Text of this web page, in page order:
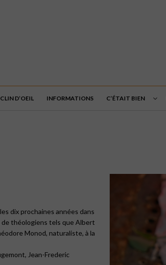
D’OEIL INFORMATIONS C’ÉTAIT BIEN
dix prochaines années dans
de théologiens tels que Albert
Monod, naturaliste, à la
Jean-Frederic